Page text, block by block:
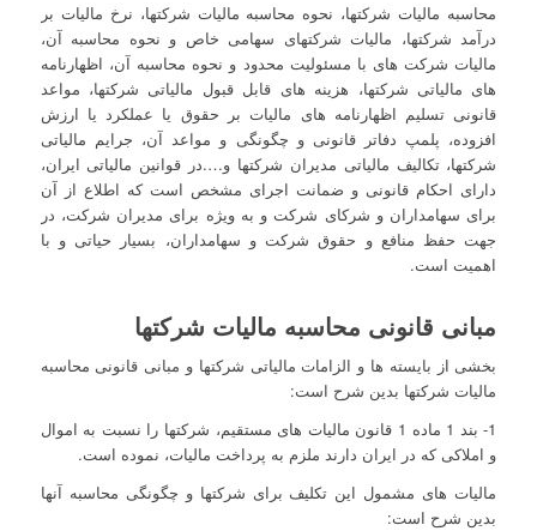
محاسبه مالیات شرکتها، نحوه محاسبه مالیات شرکتها، نرخ مالیات بر
درآمد شرکتها، مالیات شرکتهای سهامی خاص و نحوه محاسبه آن،
مالیات شرکت های با مسئولیت محدود و نحوه محاسبه آن، اظهارنامه
های مالیاتی شرکتها، هزینه های قابل قبول مالیاتی شرکتها، مواعد
قانونی تسلیم اظهارنامه های مالیات بر حقوق یا عملکرد یا ارزش
افزوده، پلمپ دفاتر قانونی و چگونگی و مواعد آن، جرایم مالیاتی
شرکتها، تکالیف مالیاتی مدیران شرکتها و….در قوانین مالیاتی ایران،
دارای احکام قانونی و ضمانت اجرای مشخص است که اطلاع از آن
برای سهامداران و شرکای شرکت و به ویژه برای مدیران شرکت، در
جهت حفظ منافع و حقوق شرکت و سهامداران، بسیار حیاتی و با
اهمیت است.
مبانی قانونی محاسبه مالیات شرکتها
بخشی از بایسته ها و الزامات مالیاتی شرکتها و مبانی قانونی محاسبه
مالیات شرکتها بدین شرح است:
1- بند 1 ماده 1 قانون مالیات های مستقیم، شرکتها را نسبت به اموال
و املاکی که در ایران دارند ملزم به پرداخت مالیات، نموده است.
مالیات های مشمول این تکلیف برای شرکتها و چگونگی محاسبه آنها
بدین شرح است: